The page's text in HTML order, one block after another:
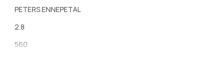
PETERS ENNEPETAL
2.8
560